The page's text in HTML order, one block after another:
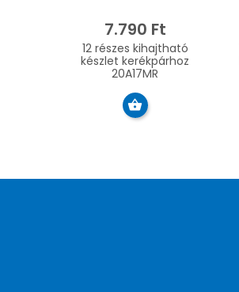
7.790 Ft
12 részes kihajtható
készlet kerékpárhoz
20A17MR